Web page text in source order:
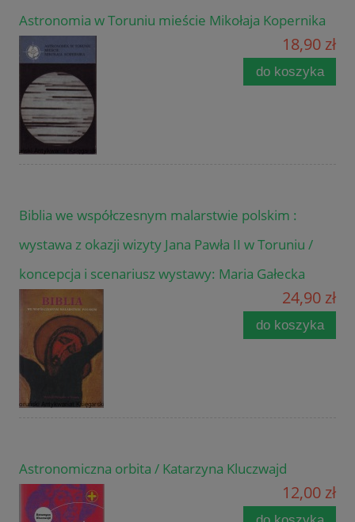
Astronomia w Toruniu mieście Mikołaja Kopernika
18,90 zł
do koszyka
Biblia we współczesnym malarstwie polskim :
wystawa z okazji wizyty Jana Pawła II w Toruniu /
koncepcja i scenariusz wystawy: Maria Gałecka
24,90 zł
do koszyka
Astronomiczna orbita / Katarzyna Kluczwajd
12,00 zł